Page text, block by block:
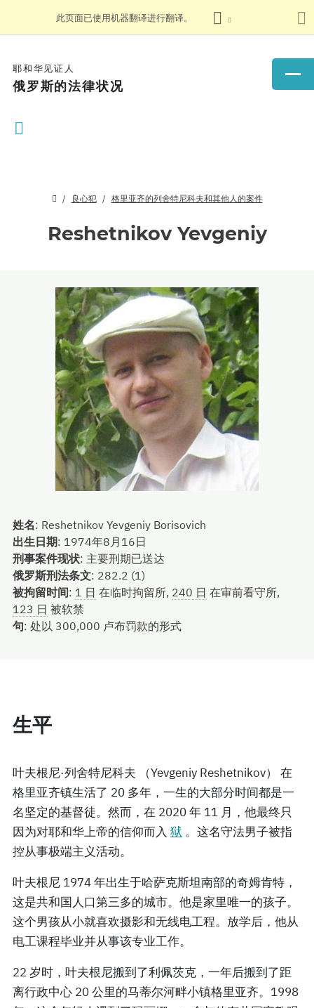
此页面已使用机器翻译进行翻译。
耶和华见证人
俄罗斯的法律状况
良心犯 格里亚齐的列舍特尼科夫和其他人的案件
Reshetnikov Yevgeniy
姓名: Reshetnikov Yevgeniy Borisovich
出生日期: 1974年8月16日
刑事案件现状: 主要刑期已送达
俄罗斯刑法条文: 282.2 (1)
被拘留时间: 1 日 在临时拘留所, 240 日 在审前看守所,
123 日 被软禁
句: 处以 300,000 卢布罚款的形式
生平
叶夫根尼·列舍特尼科夫 （Yevgeniy Reshetnikov） 在
格里亚齐镇生活了 20 多年，一生的大部分时间都是一
名坚定的基督徒。然而，在 2020 年 11 月，他最终只
因为对耶和华上帝的信仰而入 狱 。这名守法男子被指
控从事极端主义活动。
叶夫根尼 1974 年出生于哈萨克斯坦南部的奇姆肯特，
这是共和国人口第三多的城市。他是家里唯一的孩子。
这个男孩从小就喜欢摄影和无线电工程。放学后，他从
电工课程毕业并从事该专业工作。
22 岁时，叶夫根尼搬到了利佩茨克，一年后搬到了距
离行政中心 20 公里的马蒂尔河畔小镇格里亚齐。1998